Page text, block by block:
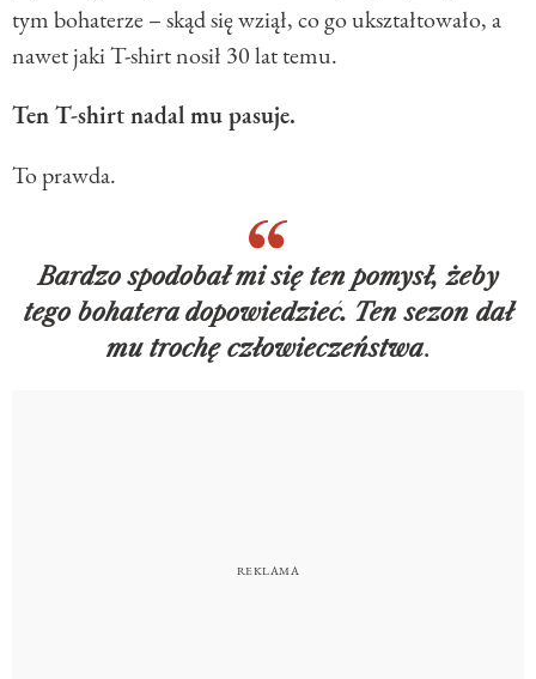
tym bohaterze – skąd się wziął, co go ukształtowało, a
nawet jaki T-shirt nosił 30 lat temu.
Ten T-shirt nadal mu pasuje.
To prawda.
Bardzo spodobał mi się ten pomysł, żeby
tego bohatera dopowiedzieć. Ten sezon dał
mu trochę człowieczeństwa.